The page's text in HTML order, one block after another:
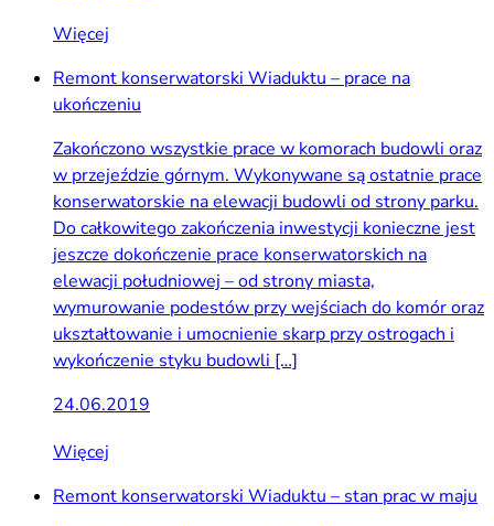
Więcej
Remont konserwatorski Wiaduktu – prace na
ukończeniu
Zakończono wszystkie prace w komorach budowli oraz
w przejeździe górnym. Wykonywane są ostatnie prace
konserwatorskie na elewacji budowli od strony parku.
Do całkowitego zakończenia inwestycji konieczne jest
jeszcze dokończenie prace konserwatorskich na
elewacji południowej – od strony miasta,
wymurowanie podestów przy wejściach do komór oraz
ukształtowanie i umocnienie skarp przy ostrogach i
wykończenie styku budowli […]
24.06.2019
Więcej
Remont konserwatorski Wiaduktu – stan prac w maju